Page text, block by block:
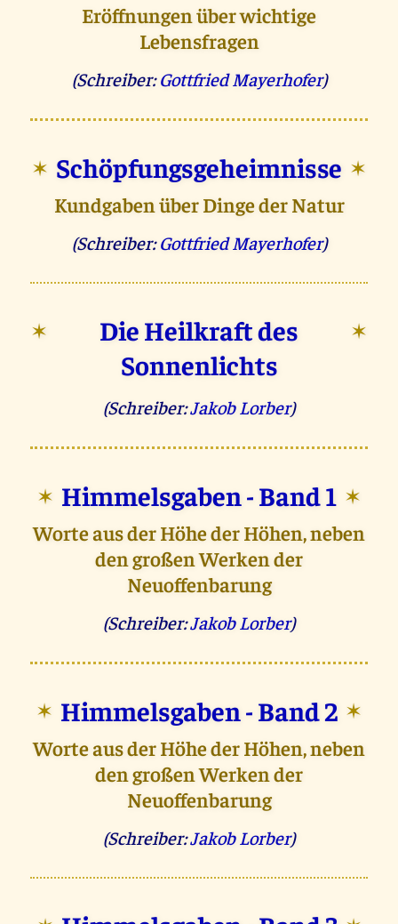
Eröffnungen über wichtige
Lebensfragen
(Schreiber:Gottfried Mayerhofer)
✶ Schöpfungsgeheimnisse ✶
Kundgaben über Dinge der Natur
(Schreiber:Gottfried Mayerhofer)
✶
Die Heilkraft des
Sonnenlichts
✶
(Schreiber:Jakob Lorber)
✶ Himmelsgaben - Band 1 ✶
Worte aus der Höhe der Höhen, neben
den großen Werken der
Neuoffenbarung
(Schreiber:Jakob Lorber)
✶ Himmelsgaben - Band 2 ✶
Worte aus der Höhe der Höhen, neben
den großen Werken der
Neuoffenbarung
(Schreiber:Jakob Lorber)